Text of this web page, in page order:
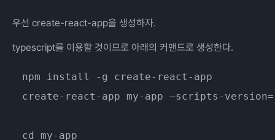
우선 create-react-app을 생성하자.
typescript를 이용할 것이므로 아래의 커맨드로 생성한다.
create-react-app my-app —scripts-
cd my-app